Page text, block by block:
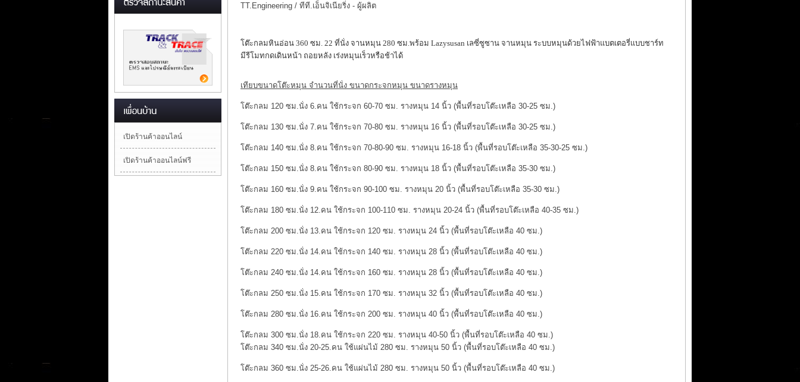
เปิดร้านค้าออนไลน์
เปิดร้านค้าออนไลน์ฟรี
TT.Engineering / ทีที.เอ็นจิเนียริ่ง - ผู้ผลิต
โต๊ะกลมหินอ่อน 360 ซม. 22 ที่นั่ง จานหมุน 280 ซม.พร้อม Lazysusan เลซี่ซูซาน จานหมุน ระบบหมุนด้วยไฟฟ้าแบตเตอรี่แบบชาร์ท
มีรีโมทกดเดินหน้า ถอยหลัง เร่งหมุนเร็วหรือช้าได้
เทียบขนาดโต๊ะหมุน จำนวนที่นั่ง ขนาดกระจกหมุน ขนาดรางหมุน
โต๊ะกลม 120 ซม.นั่ง 6.คน ใช้กระจก 60-70 ซม. รางหมุน 14 นิ้ว (พื้นที่รอบโต๊ะเหลือ 30-25 ซม.)
โต๊ะกลม 130 ซม.นั่ง 7.คน ใช้กระจก 70-80 ซม. รางหมุน 16 นิ้ว (พื้นที่รอบโต๊ะเหลือ 30-25 ซม.)
โต๊ะกลม 140 ซม.นั่ง 8.คน ใช้กระจก 70-80-90 ซม. รางหมุน 16-18 นิ้ว (พื้นที่รอบโต๊ะเหลือ 35-30-25 ซม.)
โต๊ะกลม 150 ซม.นั่ง 8.คน ใช้กระจก 80-90 ซม. รางหมุน 18 นิ้ว (พื้นที่รอบโต๊ะเหลือ 35-30 ซม.)
โต๊ะกลม 160 ซม.นั่ง 9.คน ใช้กระจก 90-100 ซม. รางหมุน 20 นิ้ว (พื้นที่รอบโต๊ะเหลือ 35-30 ซม.)
โต๊ะกลม 180 ซม.นั่ง 12.คน ใช้กระจก 100-110 ซม. รางหมุน 20-24 นิ้ว (พื้นที่รอบโต๊ะเหลือ 40-35 ซม.)
โต๊ะกลม 200 ซม.นั่ง 13.คน ใช้กระจก 120 ซม. รางหมุน 24 นิ้ว (พื้นที่รอบโต๊ะเหลือ 40 ซม.)
โต๊ะกลม 220 ซม.นั่ง 14.คน ใช้กระจก 140 ซม. รางหมุน 28 นิ้ว (พื้นที่รอบโต๊ะเหลือ 40 ซม.)
โต๊ะกลม 240 ซม.นั่ง 14.คน ใช้กระจก 160 ซม. รางหมุน 28 นิ้ว (พื้นที่รอบโต๊ะเหลือ 40 ซม.)
โต๊ะกลม 250 ซม.นั่ง 15.คน ใช้กระจก 170 ซม. รางหมุน 32 นิ้ว (พื้นที่รอบโต๊ะเหลือ 40 ซม.)
โต๊ะกลม 280 ซม.นั่ง 16.คน ใช้กระจก 200 ซม. รางหมุน 40 นิ้ว (พื้นที่รอบโต๊ะเหลือ 40 ซม.)
โต๊ะกลม 300 ซม.นั่ง 18.คน ใช้กระจก 220 ซม. รางหมุน 40-50 นิ้ว (พื้นที่รอบโต๊ะเหลือ 40 ซม.)
โต๊ะกลม 340 ซม.นั่ง 20-25.คน ใช้แผ่นไม้ 280 ซม. รางหมุน 50 นิ้ว (พื้นที่รอบโต๊ะเหลือ 40 ซม.)
โต๊ะกลม 360 ซม.นั่ง 25-26.คน ใช้แผ่นไม้ 280 ซม. รางหมุน 50 นิ้ว (พื้นที่รอบโต๊ะเหลือ 40 ซม.)